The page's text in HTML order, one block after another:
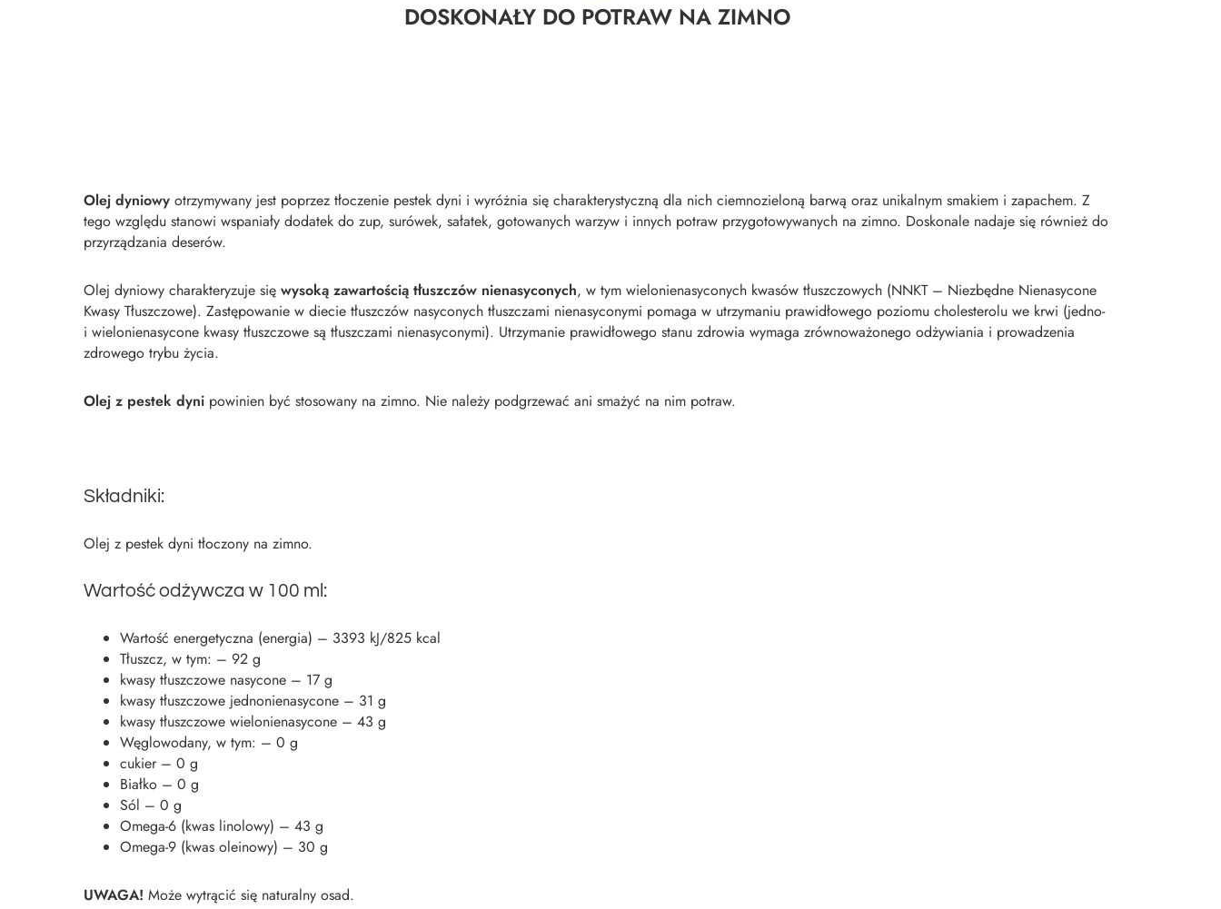
DOSKONAŁY DO POTRAW NA ZIMNO
Olej dyniowy otrzymywany jest poprzez tłoczenie pestek dyni i wyróżnia się charakterystyczną dla nich ciemnozieloną barwą oraz unikalnym smakiem i zapachem. Z
tego względu stanowi wspaniały dodatek do zup, surówek, sałatek, gotowanych warzyw i innych potraw przygotowywanych na zimno. Doskonale nadaje się również do
przyrządzania deserów.
Olej dyniowy charakteryzuje się wysoką zawartością tłuszczów nienasyconych, w tym wielonienasyconych kwasów tłuszczowych (NNKT – Niezbędne Nienasycone
Kwasy Tłuszczowe). Zastępowanie w diecie tłuszczów nasyconych tłuszczami nienasyconymi pomaga w utrzymaniu prawidłowego poziomu cholesterolu we krwi (jedno-
i wielonienasycone kwasy tłuszczowe są tłuszczami nienasyconymi). Utrzymanie prawidłowego stanu zdrowia wymaga zrównoważonego odżywiania i prowadzenia
zdrowego trybu życia.
Olej z pestek dyni powinien być stosowany na zimno. Nie należy podgrzewać ani smażyć na nim potraw.
Składniki:
Olej z pestek dyni tłoczony na zimno.
Wartość odżywcza w 100 ml:
Wartość energetyczna (energia) – 3393 kJ/825 kcal
Tłuszcz, w tym: – 92 g
kwasy tłuszczowe nasycone – 17 g
kwasy tłuszczowe jednonienasycone – 31 g
kwasy tłuszczowe wielonienasycone – 43 g
Węglowodany, w tym: – 0 g
cukier – 0 g
Białko – 0 g
Sól – 0 g
Omega-6 (kwas linolowy) – 43 g
Omega-9 (kwas oleinowy) – 30 g
UWAGA! Może wytrącić się naturalny osad.